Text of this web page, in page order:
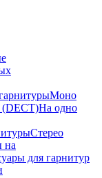
Моно
(DECT)На одно
Стерео
на
для гарнитур